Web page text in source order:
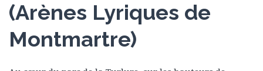
(Arènes Lyriques de
Montmartre)